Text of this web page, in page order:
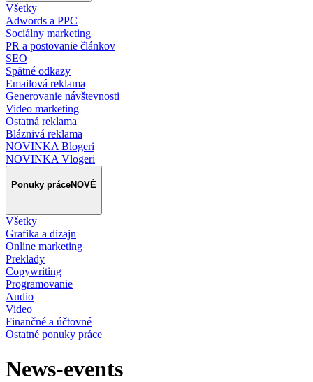
Všetky
Adwords a PPC
Sociálny marketing
PR a postovanie článkov
SEO
Spätné odkazy
Emailová reklama
Generovanie návštevnosti
Video marketing
Ostatná reklama
Bláznivá reklama
NOVINKA Blogeri
NOVINKA Vlogeri
Ponuky práceNOVÉ
Všetky
Grafika a dizajn
Online marketing
Preklady
Copywriting
Programovanie
Audio
Video
Finančné a účtovné
Ostatné ponuky práce
News-events